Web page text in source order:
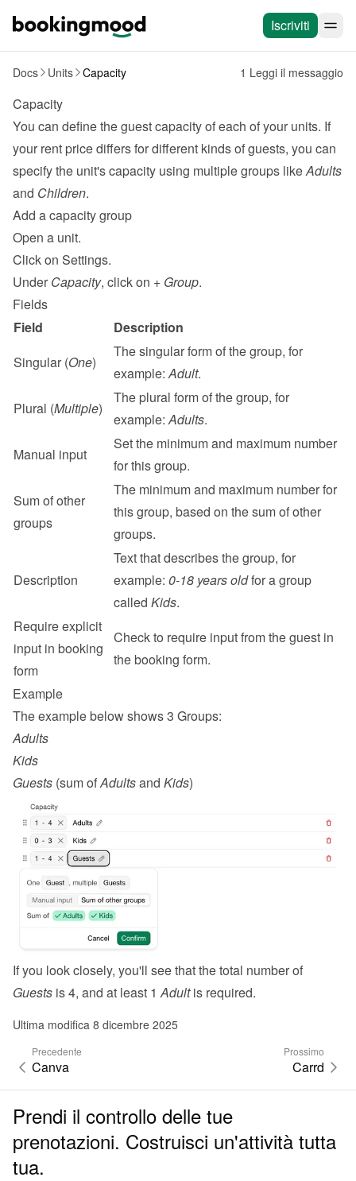
Iscriviti
Docs Units Capacity 1 Leggi il messaggio
Capacity
You can define the guest capacity of each of your units. If
your rent price differs for different kinds of guests, you can
specify the unit's capacity using multiple groups like Adults
and Children.
Add a capacity group
Open a unit.
Click on Settings.
Under Capacity, click on + Group.
Fields
Field
Description
Singular (One)
The singular form of the group, for
example: Adult.
Plural (Multiple)
The plural form of the group, for
example: Adults.
Manual input
Set the minimum and maximum number
for this group.
Sum of other
groups
The minimum and maximum number for
this group, based on the sum of other
groups.
Description
Text that describes the group, for
example: 0-18 years old for a group
called Kids.
Require explicit
input in booking
form
Check to require input from the guest in
the booking form.
Example
The example below shows 3 Groups:
Adults
Kids
Guests (sum of Adults and Kids)
Guests is 4, and at least 1 Adult is required.
Ultima modifica 8 dicembre 2025
Precedente
Canva
Prossimo
Carrd
Prendi il controllo delle tue
prenotazioni. Costruisci un'attività tutta
tua.